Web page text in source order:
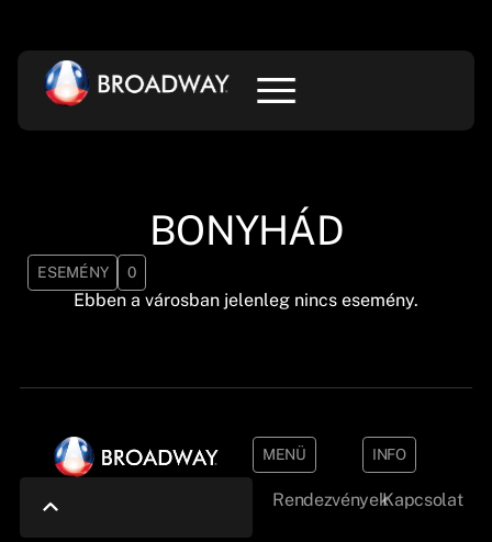
BONYHÁD
ESEMÉNY 0
Ebben a városban jelenleg nincs esemény.
MENÜ
Rendezvények
INFO
Kapcsolat